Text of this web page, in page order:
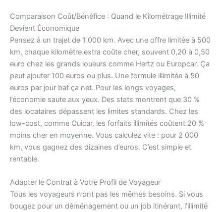
Comparaison Coût/Bénéfice : Quand le Kilométrage Illimité
Devient Économique
Pensez à un trajet de 1 000 km. Avec une offre limitée à 500
km, chaque kilomètre extra coûte cher, souvent 0,20 à 0,50
euro chez les grands loueurs comme Hertz ou Europcar. Ça
peut ajouter 100 euros ou plus. Une formule illimitée à 50
euros par jour bat ça net. Pour les longs voyages,
l’économie saute aux yeux. Des stats montrent que 30 %
des locataires dépassent les limites standards. Chez les
low-cost, comme Ouicar, les forfaits illimités coûtent 20 %
moins cher en moyenne. Vous calculez vite : pour 2 000
km, vous gagnez des dizaines d’euros. C’est simple et
rentable.
Adapter le Contrat à Votre Profil de Voyageur
Tous les voyageurs n’ont pas les mêmes besoins. Si vous
bougez pour un déménagement ou un job itinérant, l’illimité